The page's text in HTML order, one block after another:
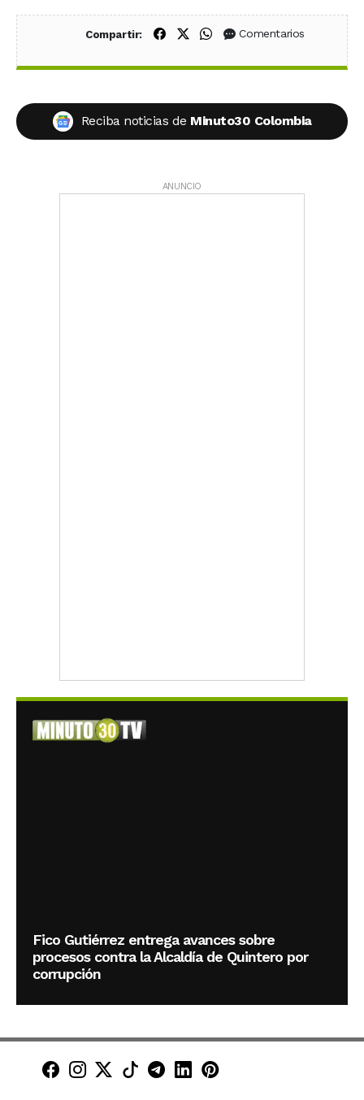
Compartir: Compartir en Facebook
Compartir en X (Twitter)
Compartir en WhatsApp
Comentarios
Reciba noticias de Minuto30 Colombia
ANUNCIO
Fico Gutiérrez entrega avances sobre
procesos contra la Alcaldía de Quintero por
corrupción
Minuto30 en Facebook
Minuto30 en Instagram
Minuto30 en X (Twitter)
Minuto30 en TikTok
Canal de Minuto30 en
Minuto30 en LinkedIn
Minuto30 en